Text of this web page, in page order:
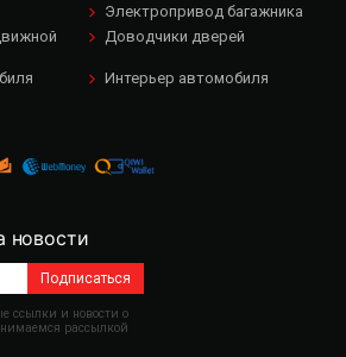
Электропривод багажника
Доводчики дверей
Интерьер автомобиля
новости
Подписаться
ссылки и новости о
рассылкой